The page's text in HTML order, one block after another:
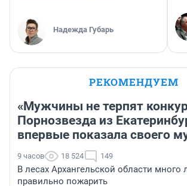
Надежда Губарь
РЕКОМЕНДУЕМ
«Мужчины не терпят
Порнозвезда из
впервые показала своего
9 часов 18 524 149
В лесах Архангельской области много
правильно пожарить